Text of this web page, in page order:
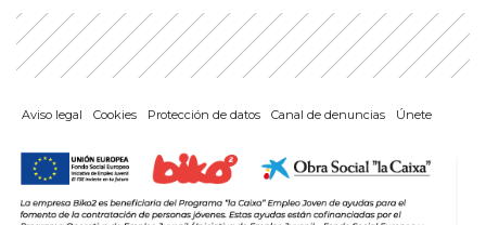
Aviso legal Cookies Protección de datos Canal de denuncias Únete